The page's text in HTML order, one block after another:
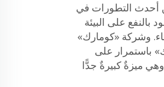
أحدث التطورات في
بالنفع على البيئة
وشركة «كومارك»
باستمرار على
وهي ميزةٌ كبيرةٌ جدًّا